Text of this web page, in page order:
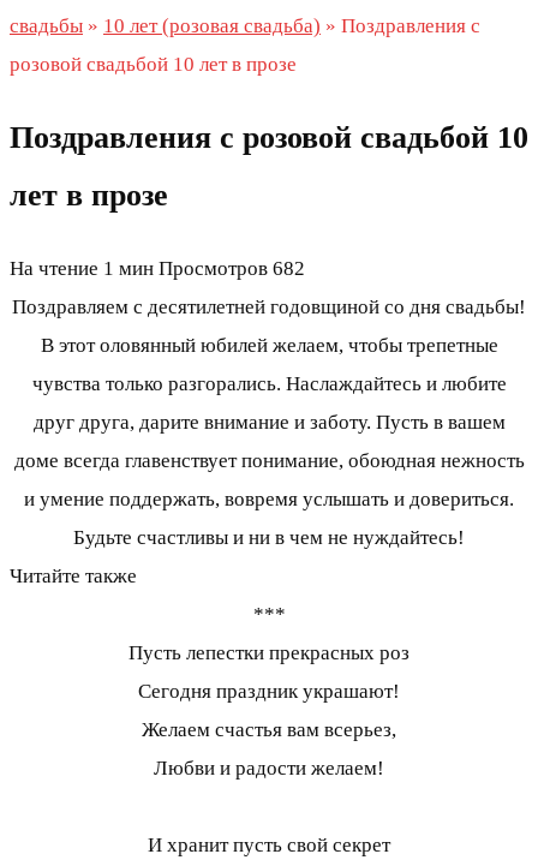
свадьбы » 10 лет (розовая свадьба) » Поздравления с
розовой свадьбой 10 лет в прозе
Поздравления с розовой свадьбой 10
лет в прозе
На чтение 1 мин Просмотров 682
Поздравляем с десятилетней годовщиной со дня свадьбы!
В этот оловянный юбилей желаем, чтобы трепетные
чувства только разгорались. Наслаждайтесь и любите
друг друга, дарите внимание и заботу. Пусть в вашем
доме всегда главенствует понимание, обоюдная нежность
и умение поддержать, вовремя услышать и довериться.
Будьте счастливы и ни в чем не нуждайтесь!
Читайте также
***
Пусть лепестки прекрасных роз
Сегодня праздник украшают!
Желаем счастья вам всерьез,
Любви и радости желаем!
И хранит пусть свой секрет